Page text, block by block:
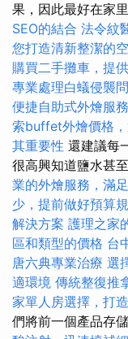
果，因此最好在家
SEO的結合 法令紋
您打造清新整潔的
購買二手攤車，提
專業處理白蟻侵襲
便捷自助式外燴服務
索buffet外燴價格
其重要性 還建議每
很高興知道鹽水甚
業的外燴服務，滿
少，提前做好預算
解決方案 護理之家
區和類型的價格 台
唐六典專業治療 選
適環境 傳統整復推
家單人房選擇，打
們將前一個產品存